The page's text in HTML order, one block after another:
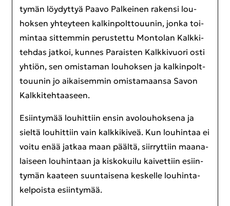
ty­män löy­dyt­tyä Paavo Pal­kei­nen ra­ken­si lou­
hok­sen yh­tey­teen kal­kin­polt­to­uu­nin, jonka toi­
min­taa sit­tem­min pe­rus­tet­tu Mon­to­lan Kalk­ki­
teh­das jat­koi, kun­nes Pa­rais­ten Kalk­ki­vuo­ri osti
yh­tiön, sen omis­ta­man lou­hok­sen ja kal­kin­polt­
to­uu­nin jo ai­kai­sem­min omis­ta­maan­sa Savon
Kalk­ki­teh­taa­seen.
Esiin­ty­mää lou­hit­tiin ensin avo­lou­hok­se­na ja
siel­tä lou­hit­tiin vain kalk­ki­ki­veä. Kun lou­hin­taa ei
voitu enää jat­kaa maan pääl­tä, siir­ryt­tiin maa­na­
lai­seen lou­hin­taan ja kis­ko­kui­lu kai­vet­tiin esiin­
ty­män kaa­teen suun­tai­se­na kes­kel­le lou­hin­ta­
kel­pois­ta esiin­ty­mää.